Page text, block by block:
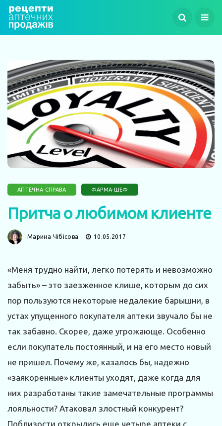
АПТЕЧНА СПРАВА ФАРМА-ШЕФ
Притча о любимом клиенте
Марина Чібісова 10.05.2017
«Меня трудно найти, легко потерять и невозможно
забыть» – это заезженное клише, которым до сих
пор пользуются некоторые недалекие барышни, в
устах упущенного покупателя аптеки звучало бы не
так забавно. Скорее, даже угрожающе. Особенно
если покупатель постоянный, и на его место новый
не пришел. Почему же, казалось бы, надежно
«заякоренные» клиенты уходят, даже когда для
них разработаны такие замечательные программы
лояльности? Атаковал злостный конкурент?
Поблизости открылись еще четыре аптеки с